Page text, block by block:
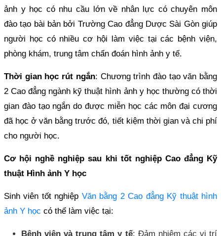
ảnh y học có nhu cầu lớn về nhân lực có chuyên môn
đào tạo bài bản bởi Trường Cao đẳng Dược Sài Gòn giúp
người học có nhiều cơ hội làm việc tại các bệnh viện,
phòng khám, trung tâm chẩn đoán hình ảnh y tế.
Thời gian học rút ngắn: Chương trình đào tạo văn bằng
2 Cao đẳng ngành kỹ thuật hình ảnh y học thường có thời
gian đào tạo ngắn do được miễn học các môn đại cương
đã học ở văn bằng trước đó, tiết kiệm thời gian và chi phí
cho người học.
Cơ hội nghề nghiệp sau khi tốt nghiệp Cao đẳng Kỹ
thuật Hình ảnh Y học
Sinh viên tốt nghiệp Văn bằng 2 Cao đẳng Kỹ thuật hình
ảnh Y học có thể làm việc tại:
Bệnh viện và trung tâm y tế: Đảm nhiệm các vị trí